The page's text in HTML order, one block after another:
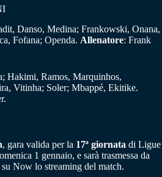
Danso, Medina; Frankowski, Onana,
Fofana; Openda. Allenatore: Frank
Hakimi, Ramos, Marquinhos,
Vitinha; Soler; Mbappé, Ekitike.
, gara valida per la 17ª giornata di Ligue
1 gennaio, e sarà trasmessa da
Now lo streaming del match.